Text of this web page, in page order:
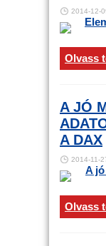
2014-12-
Olvass
A JÓ
A DAX
2014-11-
Olvass